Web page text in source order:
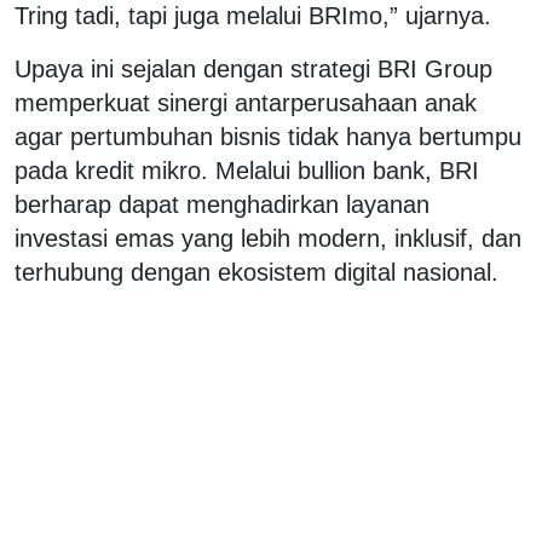
Tring tadi, tapi juga melalui BRImo,” ujarnya.
Upaya ini sejalan dengan strategi BRI Group
memperkuat sinergi antarperusahaan anak
agar pertumbuhan bisnis tidak hanya bertumpu
pada kredit mikro. Melalui bullion bank, BRI
berharap dapat menghadirkan layanan
investasi emas yang lebih modern, inklusif, dan
terhubung dengan ekosistem digital nasional.